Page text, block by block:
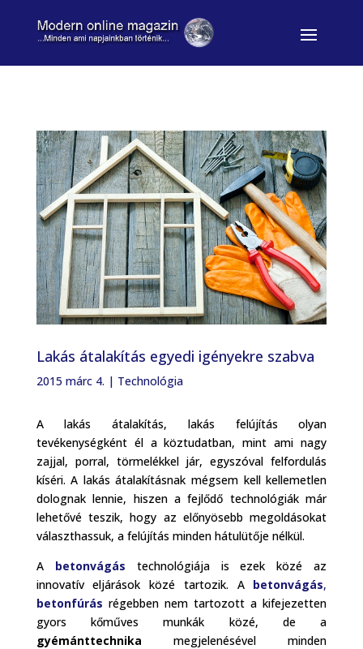
Lakás átalakítás egyedi igényekre szabva
2015 márc 4. | Technológia
A lakás átalakítás, lakás felújítás olyan
tevékenységként él a köztudatban, mint ami nagy
zajjal, porral, törmelékkel jár, egyszóval felfordulás
kíséri. A lakás átalakításnak mégsem kell kellemetlen
dolognak lennie, hiszen a fejlődő technológiák már
lehetővé teszik, hogy az előnyösebb megoldásokat
választhassuk, a felújítás minden hátulütője nélkül.
A betonvágás technológiája is ezek közé az
innovatív eljárások közé tartozik. A betonvágás,
betonfúrás régebben nem tartozott a kifejezetten
gyors kőműves munkák közé, de a
gyémánttechnika megjelenésével minden